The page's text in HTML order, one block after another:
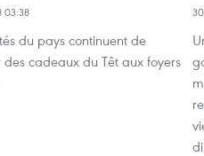
03:38
du pays continuent de
des cadeaux du Têt aux foyers